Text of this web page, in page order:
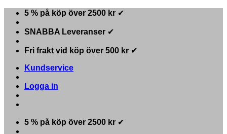
Skip
content
5 % på köp över 2500 kr ✔
SNABBA Leveranser ✔
Fri frakt vid köp över 500 kr ✔
Kundservice
Logga in
5 % på köp över 2500 kr ✔